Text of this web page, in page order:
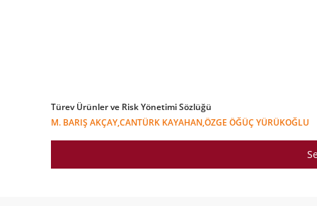
Türev Ürünler ve Risk Yönetimi Sözlüğü
M. BARIŞ AKÇAY,CANTÜRK KAYAHAN,ÖZGE ÖĞÜÇ YÜRÜKOĞLU